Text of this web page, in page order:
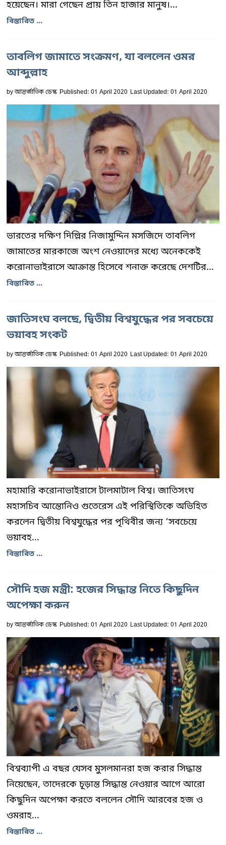
হয়েছেন। মারা গেছেন প্রায় তিন হাজার মানুষ।...
বিস্তারিত ...
তাবলিগ জামাতে সংক্রমণ, যা বললেন ওমর
আব্দুল্লাহ
byআন্তর্জাতিক ডেস্ক Published: 01 April 2020 Last Updated: 01 April 2020
ভারতের দক্ষিণ দিল্লির নিজামুদ্দিন মসজিদে তাবলিগ
জামাতের মারকাজে অংশ নেওয়াদের মধ্যে অনেককেই
করোনাভাইরাসে আক্রান্ত হিসেবে শনাক্ত করেছে দেশটির...
বিস্তারিত ...
জাতিসংঘ বলছে, দ্বিতীয় বিশ্বযুদ্ধের পর সবচেয়ে
ভয়াবহ সংকট
byআন্তর্জাতিক ডেস্ক Published: 01 April 2020 Last Updated: 01 April 2020
মহামারি করোনাভাইরাসে টালমাটাল বিশ্ব। জাতিসংঘ
মহাসচিব আন্তোনিও গুতেরেস এই পরিস্থিতিকে অভিহিত
করলেন দ্বিতীয় বিশ্বযুদ্ধের পর পৃথিবীর জন্য ‘সবচেয়ে
ভয়াবহ...
বিস্তারিত ...
সৌদি হজ মন্ত্রী: হজের সিদ্ধান্ত নিতে কিছুদিন
অপেক্ষা করুন
byআন্তর্জাতিক ডেস্ক Published: 01 April 2020 Last Updated: 01 April 2020
বিশ্বব্যাপী এ বছর যেসব মুসলমানরা হজ করার সিদ্ধান্ত
নিয়েছেন, তাদেরকে চূড়ান্ত সিদ্ধান্ত নেওয়ার আগে আরো
কিছুদিন অপেক্ষা করতে বললেন সৌদি আরবের হজ ও
ওমরাহ...
বিস্তারিত ...